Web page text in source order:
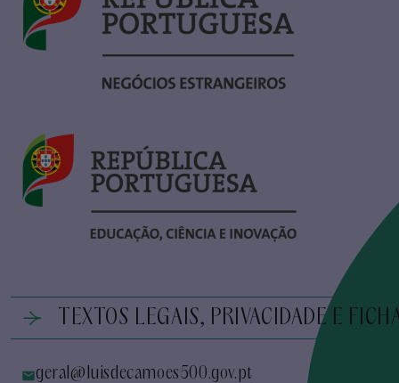
TEXTOS LEGAIS, PRIVACIDADE E
geral@luisdecamoes500.gov.pt